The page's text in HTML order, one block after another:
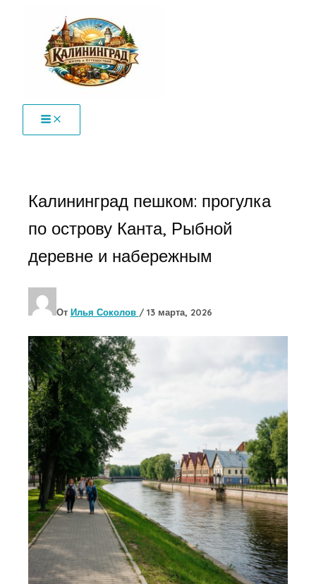
содержимому
Калининград пешком: прогулка
по острову Канта, Рыбной
деревне и набережным
От Илья Соколов / 13 марта, 2026